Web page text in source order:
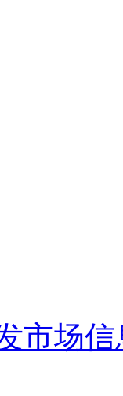
市场